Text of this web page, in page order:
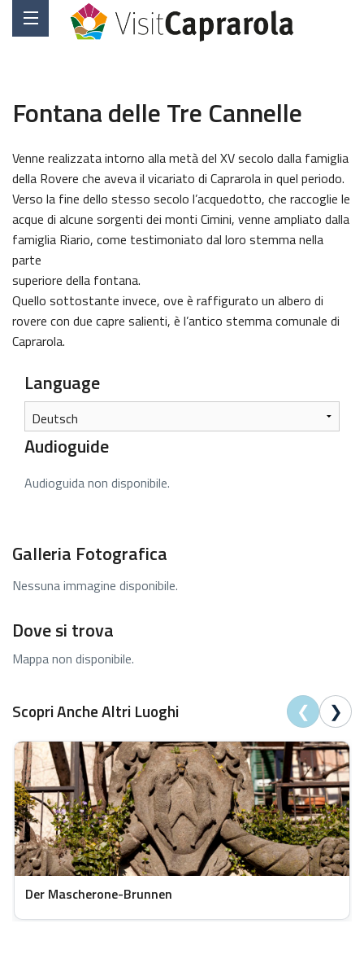
Fontana delle Tre Cannelle
Venne realizzata intorno alla metà del XV secolo dalla famiglia
della Rovere che aveva il vicariato di Caprarola in quel periodo.
Verso la fine dello stesso secolo l’acquedotto, che raccoglie le
acque di alcune sorgenti dei monti Cimini, venne ampliato dalla
famiglia Riario, come testimoniato dal loro stemma nella
parte
superiore della fontana.
Quello sottostante invece, ove è raffigurato un albero di
rovere con due capre salienti, è l’antico stemma comunale di
Caprarola.
Language
Audioguide
Audioguida non disponibile.
Galleria Fotografica
Nessuna immagine disponibile.
Dove si trova
Mappa non disponibile.
Scopri Anche Altri Luoghi ❮ ❯
Der Mascherone-Brunnen